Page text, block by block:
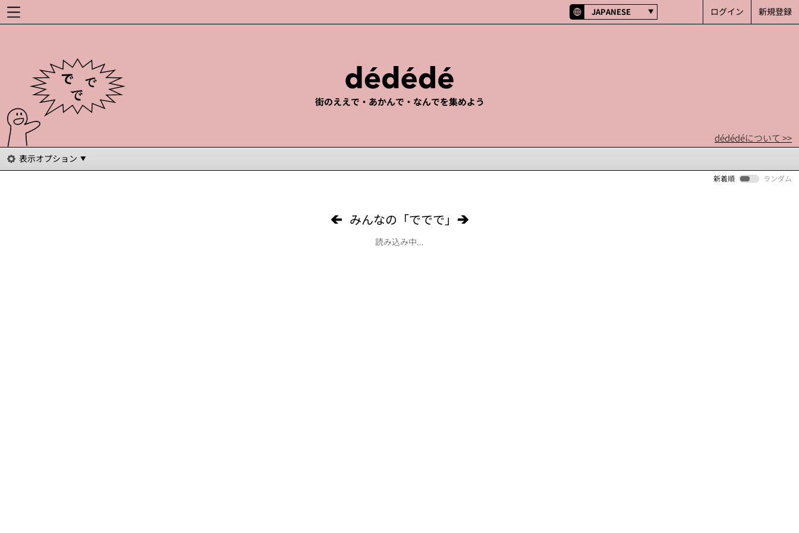
新規登録
ログイン
JAPANESE
街のええで・あかんで・なんでを集めよう
dédédéについて >>
表示オプション
新着順 ランダム
みんなの「ででで」
読み込み中...